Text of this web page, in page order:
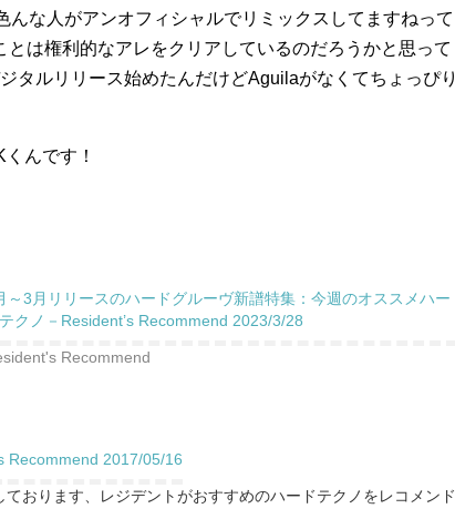
んな人がアンオフィシャルでリミックスしてますねって
は権利的なアレをクリアしているのだろうかと思って
タルリリース始めたんだけどAguilaがなくてちょっぴり
んです！
～3月リリースのハードグルーヴ新譜特集：今週のオススメハー
テクノ－Resident’s Recommend 2023/3/28
Recommend
Recommend 2017/05/16
おります、レジデントがおすすめのハードテクノをレコメンド